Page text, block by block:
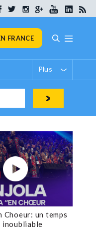
FRANCE
Plus
Choeur: un temps
inoubliable